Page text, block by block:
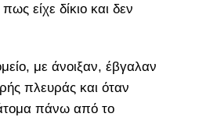
είχε δίκιο και δεν
με άνοιξαν, έβγαλαν
πλευράς και όταν
πάνω από το